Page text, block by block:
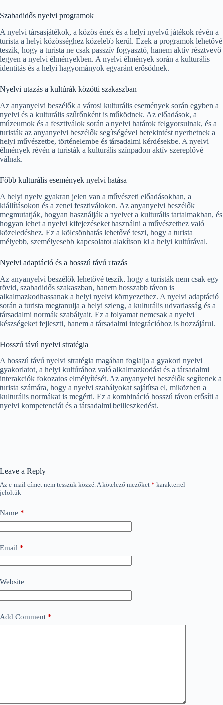
Szabadidős nyelvi programok
A nyelvi társasjátékok, a közös ének és a helyi nyelvű játékok révén a
turista a helyi közösséghez közelebb kerül. Ezek a programok lehetővé
teszik, hogy a turista ne csak passzív fogyasztó, hanem aktív résztvevő
legyen a nyelvi élményekben. A nyelvi élmények során a kulturális
identitás és a helyi hagyományok egyaránt erősödnek.
Nyelvi utazás a kultúrák közötti szakaszban
Az anyanyelvi beszélők a városi kulturális események során egyben a
nyelvi és a kulturális szűrőnként is működnek. Az előadások, a
múzeumok és a fesztiválok során a nyelvi határok felgyorsulnak, és a
turisták az anyanyelvi beszélők segítségével betekintést nyerhetnek a
helyi művészetbe, történelembe és társadalmi kérdésekbe. A nyelvi
élmények révén a turisták a kulturális színpadon aktív szereplővé
válnak.
Főbb kulturális események nyelvi hatása
A helyi nyelv gyakran jelen van a művészeti előadásokban, a
kiállításokon és a zenei fesztiválokon. Az anyanyelvi beszélők
megmutatják, hogyan használják a nyelvet a kulturális tartalmakban, és
hogyan lehet a nyelvi kifejezéseket használni a művészethez való
közeledéshez. Ez a kölcsönhatás lehetővé teszi, hogy a turista
mélyebb, személyesebb kapcsolatot alakítson ki a helyi kultúrával.
Nyelvi adaptáció és a hosszú távú utazás
Az anyanyelvi beszélők lehetővé teszik, hogy a turisták nem csak egy
rövid, szabadidős szakaszban, hanem hosszabb távon is
alkalmazkodhassanak a helyi nyelvi környezethez. A nyelvi adaptáció
során a turista megtanulja a helyi szleng, a kulturális udvariasság és a
társadalmi normák szabályait. Ez a folyamat nemcsak a nyelvi
készségeket fejleszti, hanem a társadalmi integrációhoz is hozzájárul.
Hosszú távú nyelvi stratégia
A hosszú távú nyelvi stratégia magában foglalja a gyakori nyelvi
gyakorlatot, a helyi kultúrához való alkalmazkodást és a társadalmi
interakciók fokozatos elmélyítését. Az anyanyelvi beszélők segítenek a
turista számára, hogy a nyelvi szabályokat sajátítsa el, miközben a
kulturális normákat is megérti. Ez a kombináció hosszú távon erősíti a
nyelvi kompetenciát és a társadalmi beilleszkedést.
Leave a Reply
Az e-mail címet nem tesszük közzé.A kötelező mezőket * karakterrel
jelöltük
Name *
Email *
Website
Add Comment *